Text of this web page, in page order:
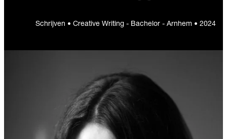
Schrijven • Creative Writing - Bachelor - Arnhem • 2024